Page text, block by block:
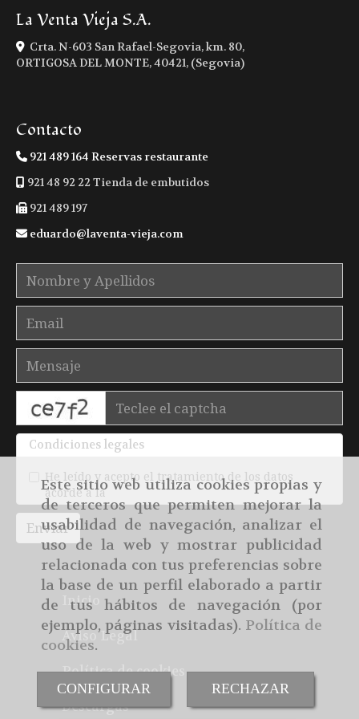
Este sitio web utiliza cookies propias y
de terceros que permiten mejorar la
usabilidad de navegación, analizar el
uso de la web y mostrar publicidad
relacionada con tus preferencias sobre
la base de un perfil elaborado a partir
de tus hábitos de navegación (por
ejemplo, páginas visitadas). Política de
cookies.
CONFIGURAR RECHAZAR
La Venta Vieja S.A.
Crta. N-603 San Rafael-Segovia, km. 80,
ORTIGOSA DEL MONTE,40421, (Segovia)
Contacto
921 489 164 Reservas restaurante
921 48 92 22 Tienda de embutidos
921 489 197
eduardo
laventa-vieja.com
Condiciones legales
He leído y acepto el tratamiento de los datos
acorde a la
política de privacidad
Enviar
Inicio
Aviso Legal
Política de cookies
Descargas